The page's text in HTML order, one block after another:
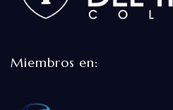
Miembros en: